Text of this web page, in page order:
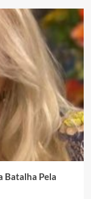
Batalha Pela